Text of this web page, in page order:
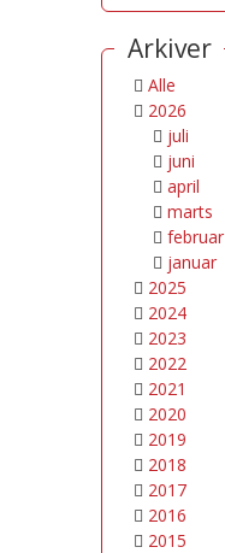
Arkiver
Alle
2026
juli
juni
april
marts
februar
januar
2025
2024
2023
2022
2021
2020
2019
2018
2017
2016
2015